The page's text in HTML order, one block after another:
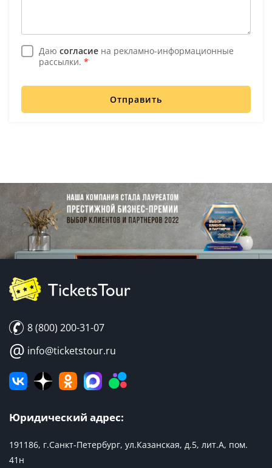
Даю согласие на рекламно-информационные
рассылки. *
Отправить
8 (800) 200-31-07
@ info@ticketstour.ru
Юридический адрес:
191186, г.Санкт-Петербург, ул.Казанская, д.5, лит.А, пом.
41н